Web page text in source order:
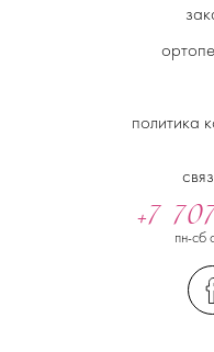
политика
+7
пн-сб